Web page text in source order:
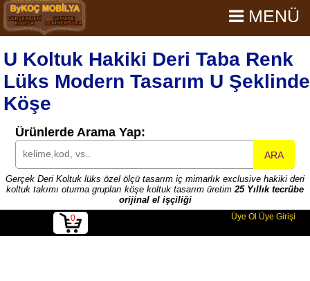
U Koltuk Hakiki Deri Taba Renk
Lüks Modern Tasarım U Şeklinde
Köşe
MENÜ
Ürünlerde Arama Yap:
ARA
Gerçek Deri Koltuk lüks özel ölçü tasarım iç mimarlık exclusive hakiki deri
koltuk takımı oturma grupları köşe koltuk tasarım üretim25 Yıllık tecrübe
orijinal el işçiliği
0 Üye Ol Üye Girişi